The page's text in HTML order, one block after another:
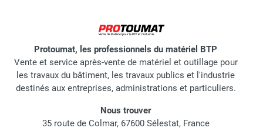
Protoumat, les professionnels du matériel BTP
Vente et service après-vente de matériel et outillage pour
les travaux du bâtiment, les travaux publics et l'industrie
destinés aux entreprises, administrations et particuliers.
Nous trouver
35 route de Colmar, 67600 Sélestat, France